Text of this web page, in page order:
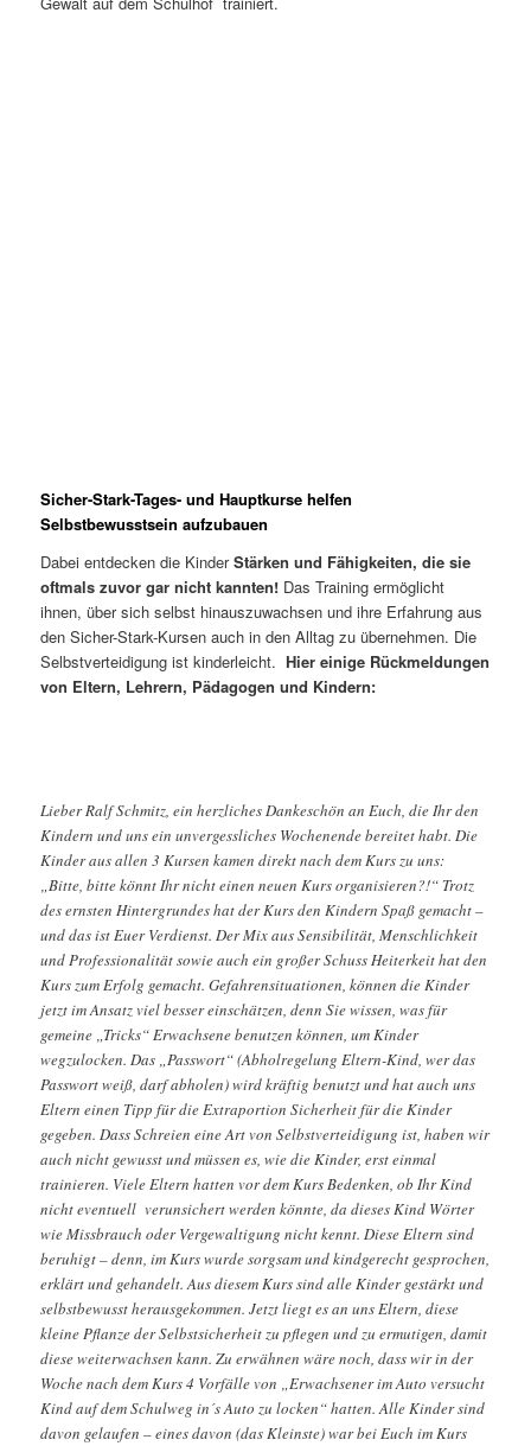
Sicher-Stark-Tages- und Hauptkurse helfen
Selbstbewusstsein aufzubauen
Dabei entdecken die KinderStärken und Fähigkeiten, die sie
oftmals zuvor gar nicht kannten! Das Training ermöglicht
ihnen, über sich selbst hinauszuwachsen und ihre Erfahrung aus
den Sicher-Stark-Kursen auch in den Alltag zu übernehmen. Die
Selbstverteidigung ist kinderleicht.Hier einige Rückmeldungen
von Eltern, Lehrern, Pädagogen und Kindern:
Lieber Ralf Schmitz, ein herzliches Dankeschön an Euch, die Ihr den
Kindern und uns ein unvergessliches Wochenende bereitet habt. Die
Kinder aus allen 3 Kursen kamen direkt nach dem Kurs zu uns:
„Bitte, bitte könnt Ihr nicht einen neuen Kurs organisieren?!“ Trotz
des ernsten Hintergrundes hat der Kurs den Kindern Spaß gemacht –
und das ist Euer Verdienst. Der Mix aus Sensibilität, Menschlichkeit
und Professionalität sowie auch ein großer Schuss Heiterkeit hat den
Kurs zum Erfolg gemacht. Gefahrensituationen, können die Kinder
jetzt im Ansatz viel besser einschätzen, denn Sie wissen, was für
gemeine „Tricks“ Erwachsene benutzen können, um Kinder
wegzulocken. Das „Passwort“ (Abholregelung Eltern-Kind, wer das
Passwort weiß, darf abholen) wird kräftig benutzt und hat auch uns
Eltern einen Tipp für die Extraportion Sicherheit für die Kinder
gegeben. Dass Schreien eine Art von Selbstverteidigung ist, haben wir
auch nicht gewusst und müssen es, wie die Kinder, erst einmal
trainieren. Viele Eltern hatten vor dem Kurs Bedenken, ob Ihr Kind
nicht eventuell verunsichert werden könnte, da dieses Kind Wörter
wie Missbrauch oder Vergewaltigung nicht kennt. Diese Eltern sind
beruhigt – denn, im Kurs wurde sorgsam und kindgerecht gesprochen,
erklärt und gehandelt. Aus diesem Kurs sind alle Kinder gestärkt und
selbstbewusst herausgekommen. Jetzt liegt es an uns Eltern, diese
kleine Pflanze der Selbstsicherheit zu pflegen und zu ermutigen, damit
diese weiterwachsen kann. Zu erwähnen wäre noch, dass wir in der
Woche nach dem Kurs 4 Vorfälle von „Erwachsener im Auto versucht
Kind auf dem Schulweg in´s Auto zu locken“ hatten. Alle Kinder sind
davon gelaufen – eines davon (das Kleinste) war bei Euch im Kurs